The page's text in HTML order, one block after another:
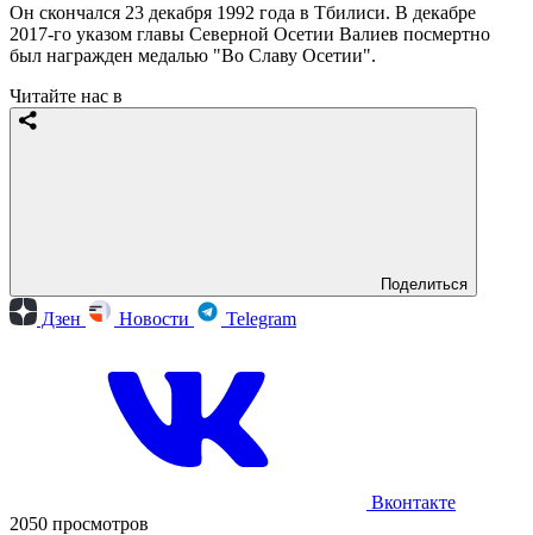
Он скончался 23 декабря 1992 года в Тбилиси. В декабре
2017-го указом главы Северной Осетии Валиев посмертно
был награжден медалью "Во Славу Осетии".
Читайте нас в
Поделиться
Дзен Новости Telegram
Вконтакте
2050 просмотров